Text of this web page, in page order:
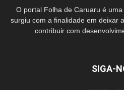
O portal Folha de Caruaru é
surgiu com a finalidade em deixar
contribuir com
SIGA-